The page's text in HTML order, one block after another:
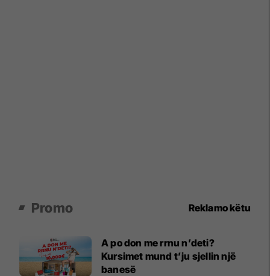
Promo Reklamo këtu
A po don me rrnu n’deti?
Kursimet mund t’ju sjellin një
banesë